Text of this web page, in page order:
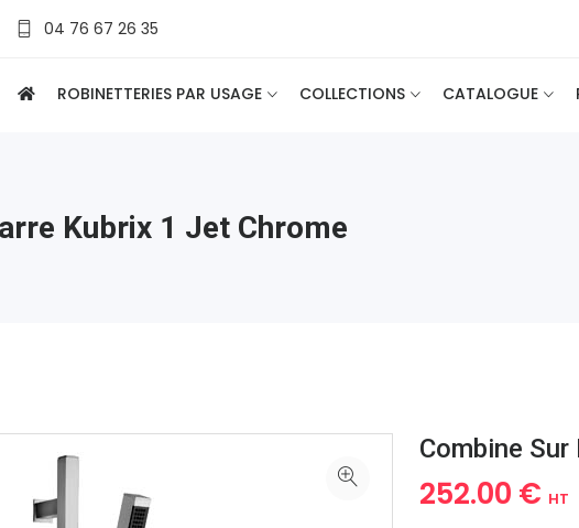
04 76 67 26 35
ROBINETTERIES PAR USAGE COLLECTIONS CATALOGUE
Kubrix 1 Jet Chrome
Combine
252.00 € HT